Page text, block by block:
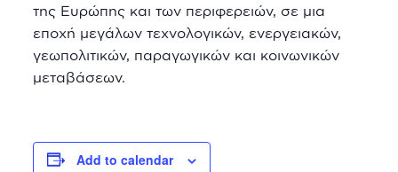
της Ευρώπης και των περιφερειών, σε μια
εποχή μεγάλων τεχνολογικών, ενεργειακών,
γεωπολιτικών, παραγωγικών και κοινωνικών
μεταβάσεων.
Add to calendar